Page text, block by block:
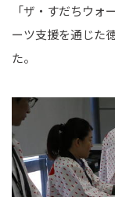
「ザ・すだちウ
ーツ支援を通じた
た。